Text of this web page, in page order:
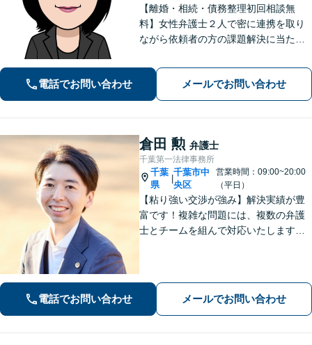
【離婚・相続・債務整理初回相談無
料】女性弁護士２人で密に連携を取り
ながら依頼者の方の課題解決に当たり
か迷っていらっしゃる方も、ぜひお気
軽にご相談ください。感情面も含め丁
寧にお話をお聞きします。
電話でお問い合わせ メールでお問い合わせ
倉田 勲 弁護士
千葉第一法律事務所
千葉
県
千葉市中
央区
営業時間：09:00~20:00
（平日）
【粘り強い交渉が強み】解決実績が豊
富です！複雑な問題には、複数の弁護
士とチームを組んで対応いたします。
ください。
電話でお問い合わせ メールでお問い合わせ